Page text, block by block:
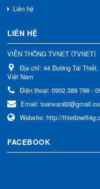
Liên hệ
LIÊN HỆ
VIỄN THÔNG TVNET (TVNET)
Địa chỉ: 44 Đường Tái
Việt Nam
Điện thoại: 0902 389 788 -
Email:
Website: http://
FACEBOOK